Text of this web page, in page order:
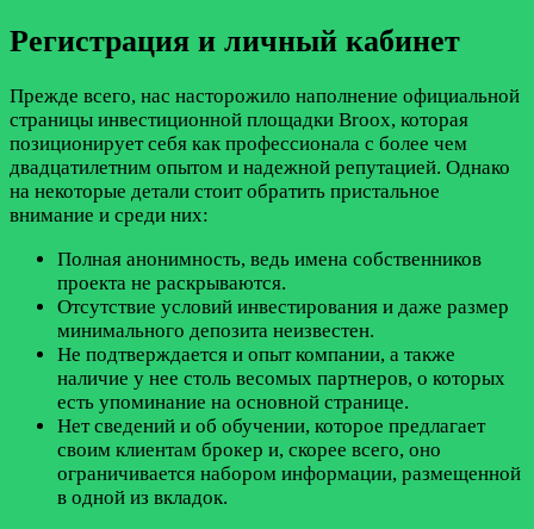
Регистрация и личный кабинет
Прежде всего, нас насторожило наполнение официальной
страницы инвестиционной площадки Broox, которая
позиционирует себя как профессионала с более чем
двадцатилетним опытом и надежной репутацией. Однако
на некоторые детали стоит обратить пристальное
внимание и среди них:
Полная анонимность, ведь имена собственников
проекта не раскрываются.
Отсутствие условий инвестирования и даже размер
минимального депозита неизвестен.
Не подтверждается и опыт компании, а также
наличие у нее столь весомых партнеров, о которых
есть упоминание на основной странице.
Нет сведений и об обучении, которое предлагает
своим клиентам брокер и, скорее всего, оно
ограничивается набором информации, размещенной
в одной из вкладок.